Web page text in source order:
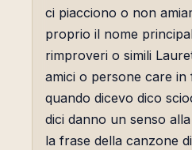
ci piacciono o non
proprio il nome
rimproveri o simili
amici o persone care in
quando dicevo dico
dici danno un senso
la frase della canzone